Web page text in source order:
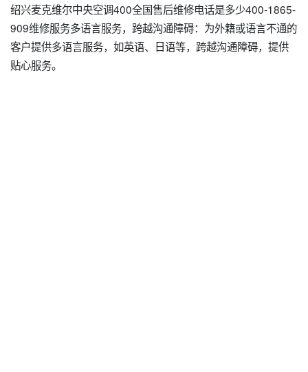
绍兴麦克维尔中央空调400全国售后维修电话是多少400-1865-
909维修服务多语言服务，跨越沟通障碍：为外籍或语言不通的
客户提供多语言服务，如英语、日语等，跨越沟通障碍，提供
贴心服务。